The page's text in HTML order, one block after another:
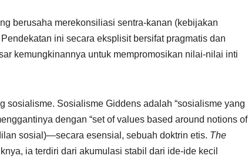
berusaha merekonsiliasi sentra-kanan (kebijakan
ini secara eksplisit bersifat pragmatis dan
kemungkinannya untuk mempromosikan nilai-nilai inti
Sosialisme Giddens adalah “sosialisme yang
dengan “set of values based around notions of
sosial)—secara esensial, sebuah doktrin etis. The
ia terdiri dari akumulasi stabil dari ide-ide kecil